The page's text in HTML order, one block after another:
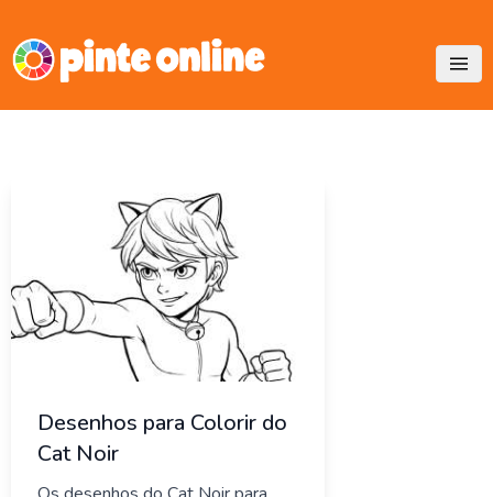
content
Desenhos para Colorir do
Cat Noir